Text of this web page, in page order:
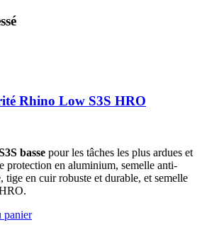
Rhino Low S3S HRO
basse pour les tâches les plus ardues et
protection en aluminium, semelle anti-
tige en cuir robuste et durable, et semelle
panier